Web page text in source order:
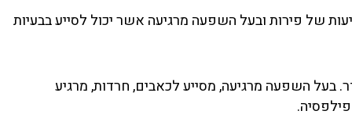
של פירות ובעל השפעה מרגיעה אשר יכול לסייע בבעיות
בעל השפעה מרגיעה, מסייע לכאבים, חרדות, מרגיע